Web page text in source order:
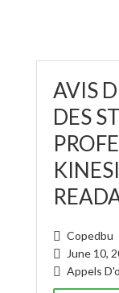
AVIS
DES
Copedbu
June 10,
Appels